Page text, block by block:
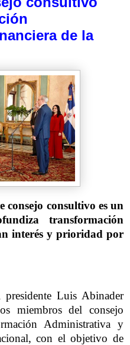
de la
consejo consultivo es un
transformación
interés y prioridad por
Luis Abinader
miembros del consejo
Administrativa y
con el objetivo de